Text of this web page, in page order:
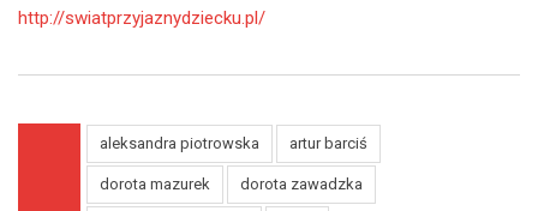
http://swiatprzyjaznydziecku.pl/
aleksandra piotrowska artur barciś
dorota mazurek dorota zawadzka